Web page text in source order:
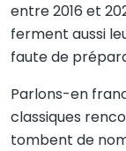
entre 2016 et
ferment aussi
faute de
Parlons-en
classiques
tombent de